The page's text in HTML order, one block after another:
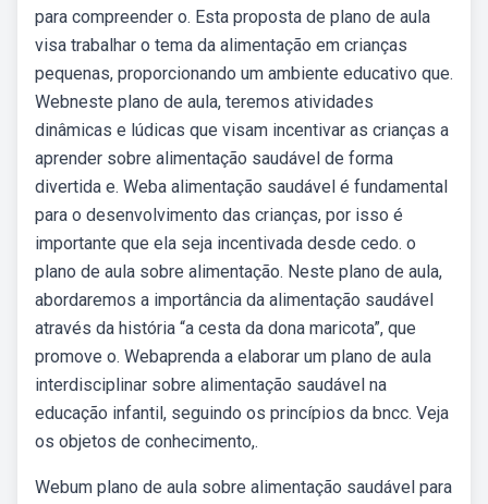
para compreender o. Esta proposta de plano de aula
visa trabalhar o tema da alimentação em crianças
pequenas, proporcionando um ambiente educativo que.
Webneste plano de aula, teremos atividades
dinâmicas e lúdicas que visam incentivar as crianças a
aprender sobre alimentação saudável de forma
divertida e. Weba alimentação saudável é fundamental
para o desenvolvimento das crianças, por isso é
importante que ela seja incentivada desde cedo. o
plano de aula sobre alimentação. Neste plano de aula,
abordaremos a importância da alimentação saudável
através da história “a cesta da dona maricota”, que
promove o. Webaprenda a elaborar um plano de aula
interdisciplinar sobre alimentação saudável na
educação infantil, seguindo os princípios da bncc. Veja
os objetos de conhecimento,.
Webum plano de aula sobre alimentação saudável para